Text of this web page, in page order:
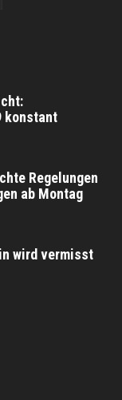
konstant
Regelungen
ab Montag
wird vermisst